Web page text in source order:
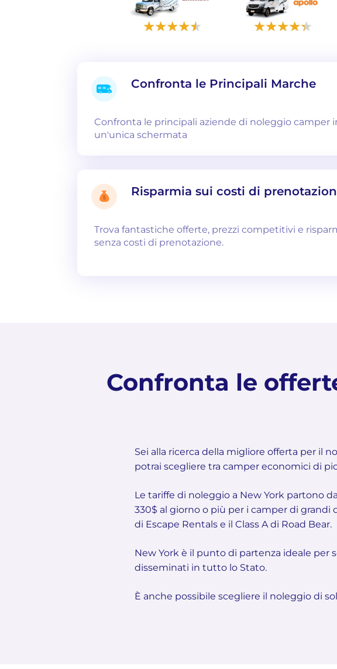
Confronta le Principali Marche
Confronta le principali aziende di noleggio camper
un'unica schermata
Risparmia sui costi di
Trova fantastiche offerte, prezzi competitivi e
senza costi di prenotazione.
Confronta le
Sei alla ricerca della migliore offerta per il
potrai scegliere tra camper economici di
Le tariffe di noleggio a New York partono
330$ al giorno o più per i camper di
di Escape Rentals e il Class A di Road Bear.
New York è il punto di partenza ideale per
disseminati in tutto lo Stato.
È anche possibile scegliere il noleggio di